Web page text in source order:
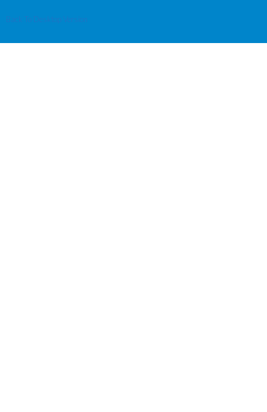
Back To Desktop Version